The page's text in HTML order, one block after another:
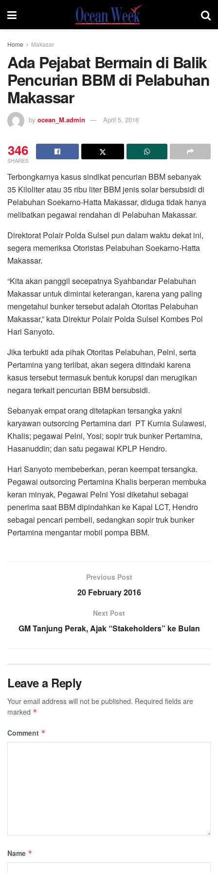
Home Makasar
Ada Pejabat Bermain di Balik
Pencurian BBM di Pelabuhan
Makassar
by ocean_M.admin April 5, 2016
346
SHARES
Terbongkarnya kasus sindikat pencurian BBM sebanyak
35 Kiloliter atau 35 ribu liter BBM jenis solar bersubsidi di
Pelabuhan Soekarno-Hatta Makassar, diduga tidak hanya
melibatkan pegawai rendahan di Pelabuhan Makassar.
Direktorat Polair Polda Sulsel pun dalam waktu dekat ini,
segera memeriksa Otoristas Pelabuhan Soekarno-Hatta
Makassar.
“Kita akan panggil secepatnya Syahbandar Pelabuhan
Makassar untuk dimintai keterangan, karena yang paling
mengetahui bunker tersebut adalah Otoritas Pelabuhan
Makassar,” kata Direktur Polair Polda Sulsel Kombes Pol
Hari Sanyoto.
Jika terbukti ada pihak Otoritas Pelabuhan, Pelni, serta
Pertamina yang terlibat, akan segera ditindaki karena
kasus tersebut termasuk bentuk korupsi dan merugikan
negara terkait pencurian BBM bersubsidi.
Sebanyak empat orang ditetapkan tersangka yakni
karyawan outsorcing Pertamina dari PT Kurnia Sulawesi,
Khalis; pegawai Pelni, Yosi; sopir truk bunker Pertamina,
Hasanuddin; dan satu pegawai KPLP Hendro.
Hari Sanyoto membeberkan, peran keempat tersangka.
Pegawai outsorcing Pertamina Khalis berperan membuka
keran minyak, Pegawai Pelni Yosi diketahui sebagai
penerima saat BBM dipindahkan ke Kapal LCT, Hendro
sebagai pencari pembeli, sedangkan sopir truk bunker
Pertamina mengantar mobil pompa BBM.
Previous Post
20 February 2016
Next Post
GM Tanjung Perak, Ajak “Stakeholders” ke Bulan
Leave a Reply
Your email address will not be published. Required fields are
marked *
Comment *
Name *